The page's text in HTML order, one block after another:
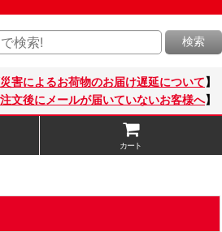
検索
害によるお荷物のお届け遅延について】
文後にメールが届いていないお客様へ】
カート